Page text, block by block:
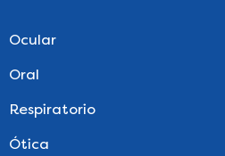
Ocular
Oral
Respiratorio
Ótica